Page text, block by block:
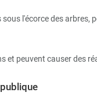
l'écorce des arbres,
et peuvent causer des